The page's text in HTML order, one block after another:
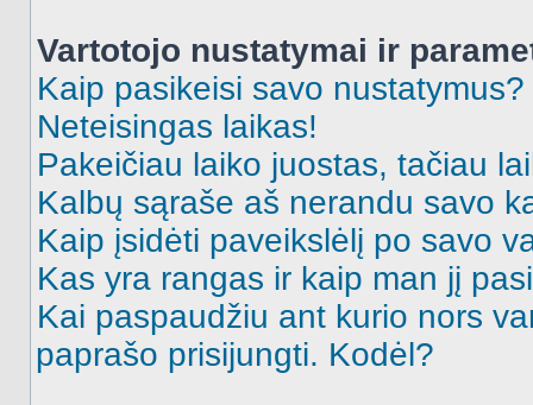
Vartotojo nustatymai ir
Kaip pasikeisi savo nustatymus?
Neteisingas laikas!
Pakeičiau laiko juostas, tačiau
Kalbų sąraše aš nerandu savo
Kaip įsidėti paveikslėlį po savo
Kas yra rangas ir kaip man jį
Kai paspaudžiu ant kurio nors
paprašo prisijungti. Kodėl?